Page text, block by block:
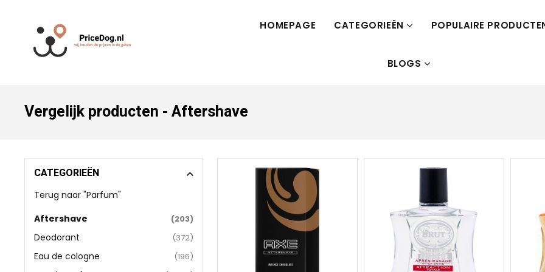
HOMEPAGE CATEGORIEËN POPULAIRE
BLOGS
Vergelijk producten - Aftershave
CATEGORIEËN
Terug naar "Parfum"
Aftershave
(203)
Deodorant (372)
Eau de cologne (196)